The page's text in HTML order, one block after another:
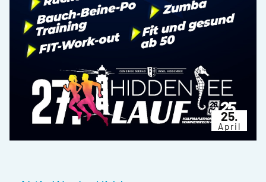
25.
April